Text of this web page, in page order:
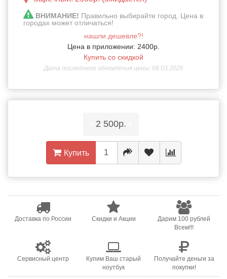
ВНИМАНИЕ! Правильно выбирайте город. Цена в
городах может отличаться!
нашли дешевле?!
Цена в приложении: 2400р.
Купить со скидкой
Дата последнего обновления цены: 08.03.2026
2 500р.
Купить
Доставка по России Скидки и Акции
Дарим 100 рублей
Всем!!!
Сервисный центр
Купим Ваш старый
ноутбук
Получайте деньги за
покупки!